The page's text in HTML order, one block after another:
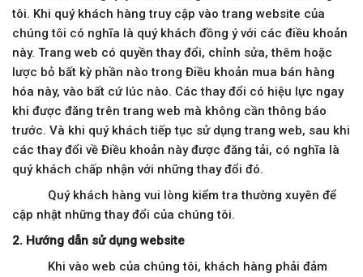
tôi. Khi quý khách hàng truy cập vào trang website của
chúng tôi có nghĩa là quý khách đồng ý với các điều khoản
này. Trang web có quyền thay đổi, chỉnh sửa, thêm hoặc
lược bỏ bất kỳ phần nào trong Điều khoản mua bán hàng
hóa này, vào bất cứ lúc nào. Các thay đổi có hiệu lực ngay
khi được đăng trên trang web mà không cần thông báo
trước. Và khi quý khách tiếp tục sử dụng trang web, sau khi
các thay đổi về Điều khoản này được đăng tải, có nghĩa là
quý khách chấp nhận với những thay đổi đó.
Quý khách hàng vui lòng kiểm tra thường xuyên để
cập nhật những thay đổi của chúng tôi.
2. Hướng dẫn sử dụng website
Khi vào web của chúng tôi, khách hàng phải đảm